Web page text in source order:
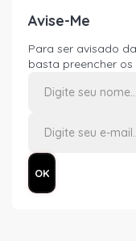
Avise-Me
Para ser avisado
basta preencher